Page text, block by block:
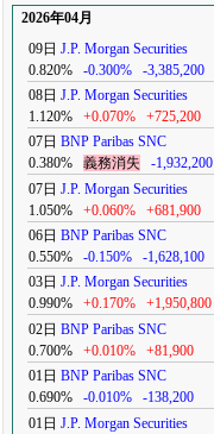
2026年04月
09日 J.P. Morgan Securities
0.820%
-0.300% -3,385,200
08日 J.P. Morgan Securities
1.120%
+0.070% +725,200
07日 BNP Paribas SNC
0.380%
義務消失 -1,932,200
07日 J.P. Morgan Securities
1.050%
+0.060% +681,900
06日 BNP Paribas SNC
0.550%
-0.150% -1,628,100
03日 J.P. Morgan Securities
0.990%
+0.170% +1,950,800
02日 BNP Paribas SNC
0.700%
+0.010% +81,900
01日 BNP Paribas SNC
0.690%
-0.010% -138,200
01日 J.P. Morgan Securities